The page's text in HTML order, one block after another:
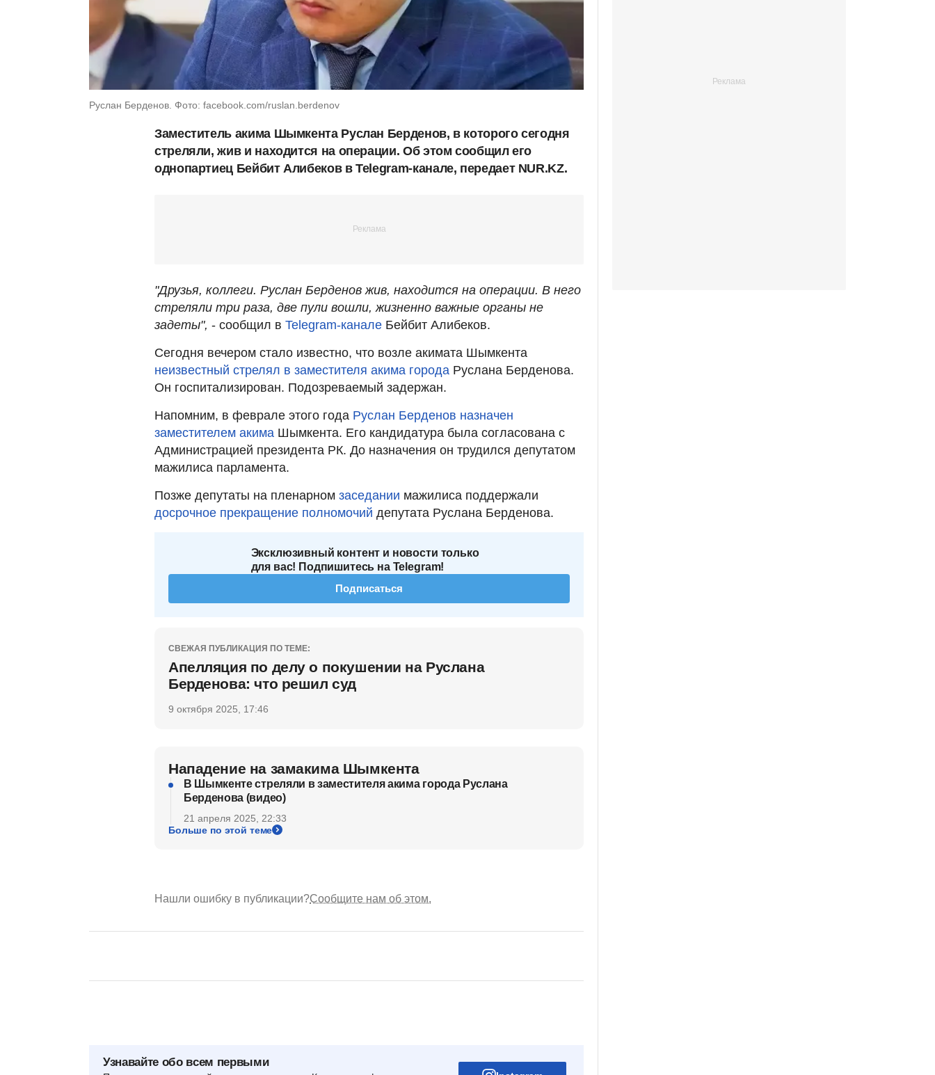
Руслан Берденов. Фото: facebook.com/ruslan.berdenov
Заместитель акима Шымкента Руслан Берденов, в которого сегодня
стреляли, жив и находится на операции. Об этом сообщил его
однопартиец Бейбит Алибеков в Telegram-канале, передает NUR.KZ.
"Друзья, коллеги. Руслан Берденов жив, находится на операции. В него
стреляли три раза, две пули вошли, жизненно важные органы не
задеты", - сообщил в Telegram-канале Бейбит Алибеков.
Сегодня вечером стало известно, что возле акимата Шымкента
неизвестный стрелял в заместителя акима города Руслана Берденова.
Он госпитализирован. Подозреваемый задержан.
Напомним, в феврале этого года Руслан Берденов назначен
заместителем акима Шымкента. Его кандидатура была согласована с
Администрацией президента РК. До назначения он трудился депутатом
мажилиса парламента.
Позже депутаты на пленарном заседании мажилиса поддержали
досрочное прекращение полномочий депутата Руслана Берденова.
Эксклюзивный контент и новости только
для вас! Подпишитесь на Telegram!
Подписаться
СВЕЖАЯ ПУБЛИКАЦИЯ ПО ТЕМЕ:
Апелляция по делу о покушении на Руслана
Берденова: что решил суд
9 октября 2025, 17:46
Нападение на замакима Шымкента
В Шымкенте стреляли в заместителя акима города Руслана
Берденова (видео)
21 апреля 2025, 22:33
Больше по этой теме
Нашли ошибку в публикации?Сообщите нам об этом.
Узнавайте обо всем первыми